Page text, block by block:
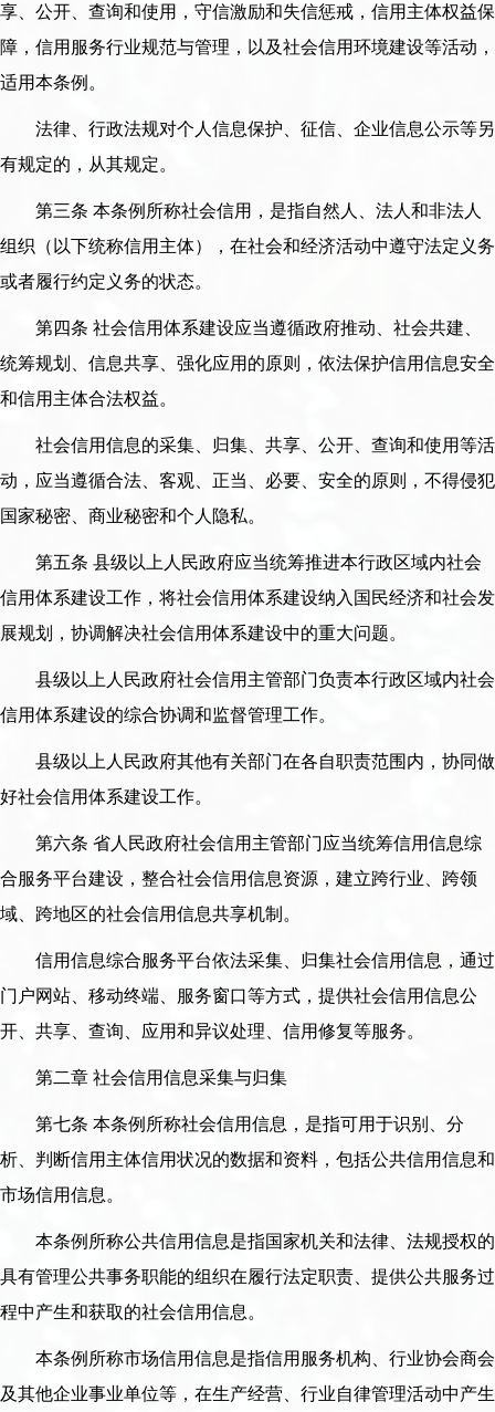
享、公开、查询和使用，守信激励和失信惩戒，信用主体权益保
障，信用服务行业规范与管理，以及社会信用环境建设等活动，
适用本条例。
法律、行政法规对个人信息保护、征信、企业信息公示等另
有规定的，从其规定。
第三条 本条例所称社会信用，是指自然人、法人和非法人
组织（以下统称信用主体），在社会和经济活动中遵守法定义务
或者履行约定义务的状态。
第四条 社会信用体系建设应当遵循政府推动、社会共建、
统筹规划、信息共享、强化应用的原则，依法保护信用信息安全
和信用主体合法权益。
社会信用信息的采集、归集、共享、公开、查询和使用等活
动，应当遵循合法、客观、正当、必要、安全的原则，不得侵犯
国家秘密、商业秘密和个人隐私。
第五条 县级以上人民政府应当统筹推进本行政区域内社会
信用体系建设工作，将社会信用体系建设纳入国民经济和社会发
展规划，协调解决社会信用体系建设中的重大问题。
县级以上人民政府社会信用主管部门负责本行政区域内社会
信用体系建设的综合协调和监督管理工作。
县级以上人民政府其他有关部门在各自职责范围内，协同做
好社会信用体系建设工作。
第六条 省人民政府社会信用主管部门应当统筹信用信息综
合服务平台建设，整合社会信用信息资源，建立跨行业、跨领
域、跨地区的社会信用信息共享机制。
信用信息综合服务平台依法采集、归集社会信用信息，通过
门户网站、移动终端、服务窗口等方式，提供社会信用信息公
开、共享、查询、应用和异议处理、信用修复等服务。
第二章 社会信用信息采集与归集
第七条 本条例所称社会信用信息，是指可用于识别、分
析、判断信用主体信用状况的数据和资料，包括公共信用信息和
市场信用信息。
本条例所称公共信用信息是指国家机关和法律、法规授权的
具有管理公共事务职能的组织在履行法定职责、提供公共服务过
程中产生和获取的社会信用信息。
本条例所称市场信用信息是指信用服务机构、行业协会商会
及其他企业事业单位等，在生产经营、行业自律管理活动中产生